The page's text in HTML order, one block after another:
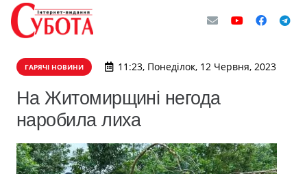
ГАРЯЧІ НОВИНИ 11:23, Понеділок, 12 Червня, 2023
На Житомирщині негода
наробила лиха